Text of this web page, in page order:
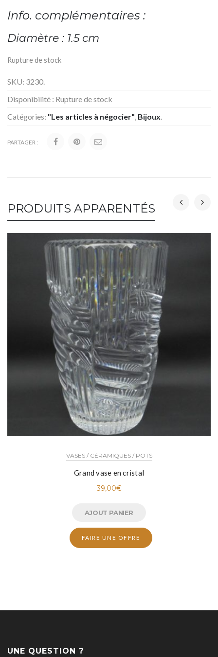
Info. complémentaires :
Diamètre : 1.5 cm
Rupture de stock
SKU: 3230.
Disponibilité : Rupture de stock
Catégories: "Les articles à négocier", Bijoux.
PARTAGER :
PRODUITS APPARENTÉS
VASES / CÉRAMIQUES / POTS
Grand vase en cristal
39,00€
AJOUT PANIER
FAIRE UNE OFFRE
UNE QUESTION ?